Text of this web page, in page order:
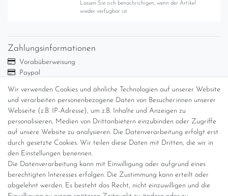
Lassen Sie sich benachrichigen, wenn der Artikel
wieder verfügbar ist.
Wir verwenden Cookies und ähnliche Technologien auf unserer Website
und verarbeiten personenbezogene Daten von Besucher:innen unserer
Webseite (z.B. IP-Adresse), um z.B. Inhalte und Anzeigen zu
personalisieren, Medien von Drittanbietern einzubinden oder Zugriffe
auf unsere Website zu analysieren. Die Datenverarbeitung erfolgt erst
durch gesetzte Cookies. Wir teilen diese Daten mit Dritten, die wir in
den Einstellungen benennen.
Die Datenverarbeitung kann mit Einwilligung oder aufgrund eines
berechtigten Interesses erfolgen. Die Zustimmung kann erteilt oder
abgelehnt werden. Es besteht das Recht, nicht einzuwilligen und die
Zahlungsinformationen
Vorabüberweisung
Paypal
Versandinformationen
Versand per GLS (6,90 Euro) oder DHL (8,49 Euro ) inkl. MwSt.
(innerhalb Deutschlands)
kostenfreie Lieferung ab 150 Euro Warenwert (innerhalb
Deutschlands)
Übersicht Internationale Versandkosten